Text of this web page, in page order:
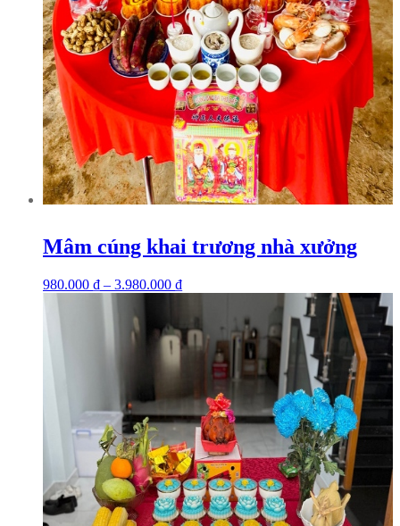
Mâm cúng khai trương nhà xưởng
980.000 ₫ – 3.980.000 ₫